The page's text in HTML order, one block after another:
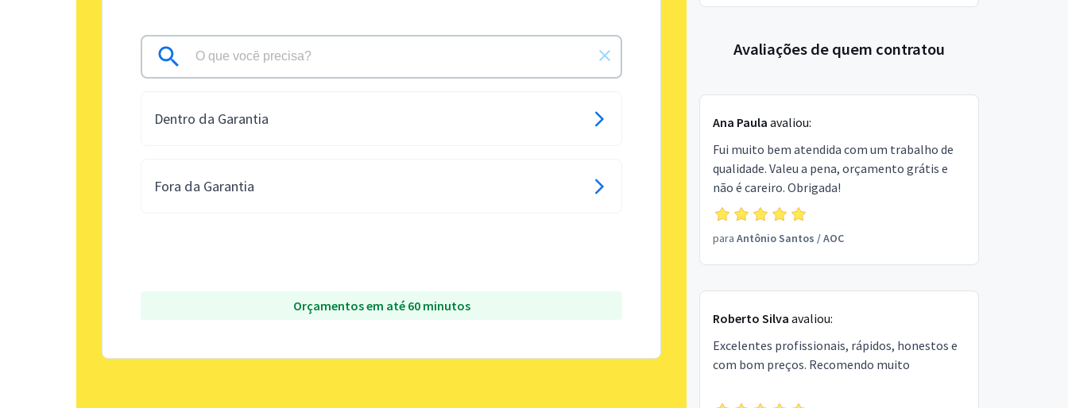
Dentro da Garantia
Fora da Garantia
Orçamentos em até 60 minutos
Avaliações de quem contratou
Ana Paula avaliou:
Fui muito bem atendida com um trabalho de
qualidade. Valeu a pena, orçamento grátis e
não é careiro. Obrigada!
para Antônio Santos /AOC
Roberto Silva avaliou:
Excelentes profissionais, rápidos, honestos e
com bom preços. Recomendo muito